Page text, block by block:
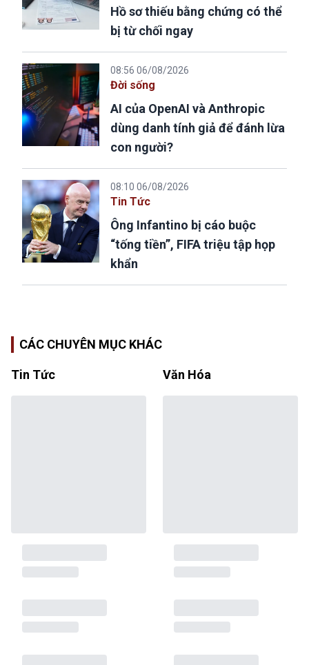
Hồ sơ thiếu bằng chứng có thể
bị từ chối ngay
08:56 06/08/2026
Đời sống
AI của OpenAI và Anthropic
dùng danh tính giả để đánh lừa
con người?
08:10 06/08/2026
Tin Tức
Ông Infantino bị cáo buộc
“tống tiền”, FIFA triệu tập họp
khẩn
CÁC CHUYÊN MỤC KHÁC
Tin Tức Văn Hóa